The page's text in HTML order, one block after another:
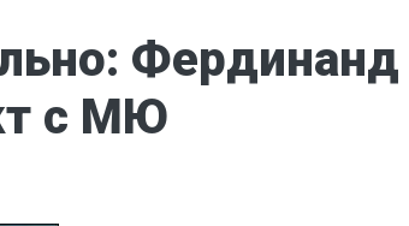
Фердинанд
с МЮ